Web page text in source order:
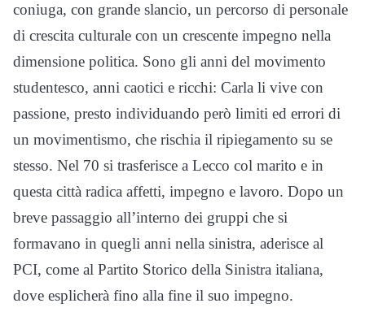
coniuga, con grande slancio, un percorso di personale
di crescita culturale con un crescente impegno nella
dimensione politica. Sono gli anni del movimento
studentesco, anni caotici e ricchi: Carla li vive con
passione, presto individuando però limiti ed errori di
un movimentismo, che rischia il ripiegamento su se
stesso. Nel 70 si trasferisce a Lecco col marito e in
questa città radica affetti, impegno e lavoro. Dopo un
breve passaggio all’interno dei gruppi che si
formavano in quegli anni nella sinistra, aderisce al
PCI, come al Partito Storico della Sinistra italiana,
dove esplicherà fino alla fine il suo impegno.